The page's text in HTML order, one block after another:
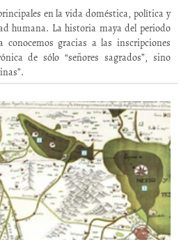
en la vida doméstica, política y
humana. La historia maya del periodo
conocemos gracias a las inscripciones
de sólo “señores sagrados”, sino